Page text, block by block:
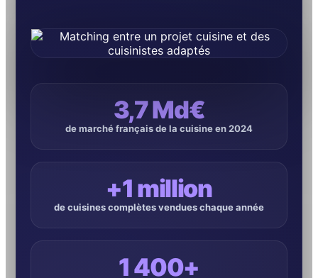
3,7 Md€
de marché français de la cuisine en 2024
+1 million
de cuisines complètes vendues chaque année
1 400+